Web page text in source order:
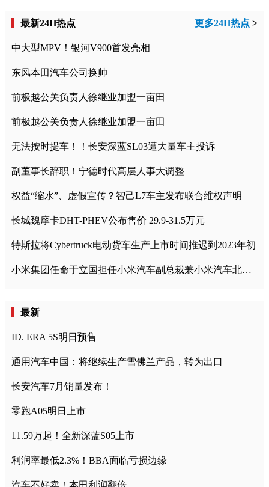
最新24H热点 更多24H热点 >
中大型MPV！银河V900首发亮相
东风本田汽车公司换帅
前极越公关负责人徐继业加盟一亩田
前极越公关负责人徐继业加盟一亩田
无法按时提车！！长安深蓝SL03遭大量车主投诉
副董事长辞职！宁德时代高层人事大调整
权益“缩水”、虚假宣传？智己L7车主发布联合维权声明
长城魏摩卡DHT-PHEV公布售价 29.9-31.5万元
特斯拉将Cybertruck电动货车生产上市时间推迟到2023年初
小米集团任命于立国担任小米汽车副总裁兼小米汽车北京总部政委
最新
ID. ERA 5S明日预售
通用汽车中国：将继续生产雪佛兰产品，转为出口
长安汽车7月销量发布！
零跑A05明日上市
11.59万起！全新深蓝S05上市
利润率最低2.3%！BBA面临亏损边缘